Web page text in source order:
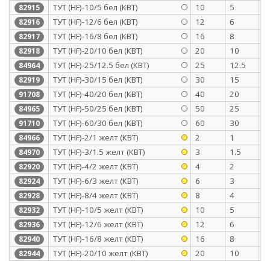
82915 ТУТ (HF)-10/5 бел (КВТ) 10 5
82916 ТУТ (HF)-12/6 бел (КВТ) 12 6
82917 ТУТ (HF)-16/8 бел (КВТ) 16 8
82918 ТУТ (HF)-20/10 бел (КВТ) 20 10
84964 ТУТ (HF)-25/12.5 бел (КВТ) 25 12.5
82919 ТУТ (HF)-30/15 бел (КВТ) 30 15
91708 ТУТ (HF)-40/20 бел (КВТ) 40 20
84965 ТУТ (HF)-50/25 бел (КВТ) 50 25
91710 ТУТ (HF)-60/30 бел (КВТ) 60 30
84966 ТУТ (HF)-2/1 желт (КВТ) 2 1
84970 ТУТ (HF)-3/1.5 желт (КВТ) 3 1.5
82920 ТУТ (HF)-4/2 желт (КВТ) 4 2
82924 ТУТ (HF)-6/3 желт (КВТ) 6 3
82928 ТУТ (HF)-8/4 желт (КВТ) 8 4
82932 ТУТ (HF)-10/5 желт (КВТ) 10 5
82936 ТУТ (HF)-12/6 желт (КВТ) 12 6
82940 ТУТ (HF)-16/8 желт (КВТ) 16 8
82944 ТУТ (HF)-20/10 желт (КВТ) 20 10